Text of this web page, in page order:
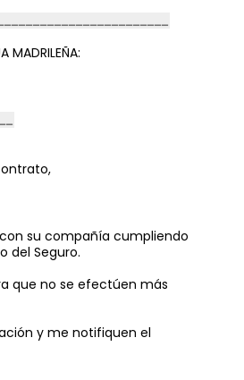
su compañía cumpliendo
del Seguro.
que no se efectúen más
y me notifiquen el